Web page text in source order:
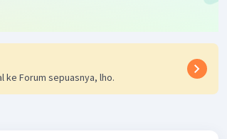
ke Forum sepuasnya, lho.